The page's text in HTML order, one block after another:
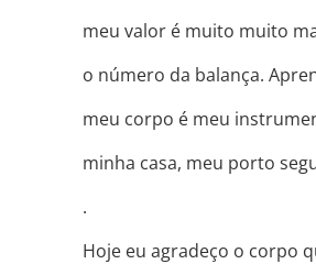
meu valor é muito muito
o número da balança.
meu corpo é meu
minha casa, meu porto
.
Hoje eu agradeço o corpo